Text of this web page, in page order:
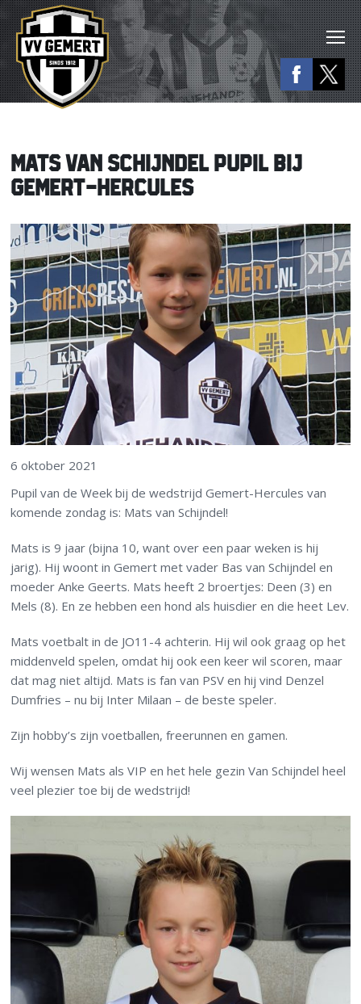
MATS VAN SCHIJNDEL PUPIL BIJ
GEMERT-HERCULES
6 oktober 2021
Pupil van de Week bij de wedstrijd Gemert-Hercules van
komende zondag is: Mats van Schijndel!
Mats is 9 jaar (bijna 10, want over een paar weken is hij
jarig). Hij woont in Gemert met vader Bas van Schijndel en
moeder Anke Geerts. Mats heeft 2 broertjes: Deen (3) en
Mels (8). En ze hebben een hond als huisdier en die heet Lev.
Mats voetbalt in de JO11-4 achterin. Hij wil ook graag op het
middenveld spelen, omdat hij ook een keer wil scoren, maar
dat mag niet altijd. Mats is fan van PSV en hij vind Denzel
Dumfries – nu bij Inter Milaan – de beste speler.
Zijn hobby’s zijn voetballen, freerunnen en gamen.
Wij wensen Mats als VIP en het hele gezin Van Schijndel heel
veel plezier toe bij de wedstrijd!